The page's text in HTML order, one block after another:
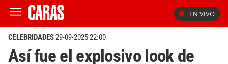
EN VIVO
CELEBRIDADES29-09-2025 22:00
Así fue el explosivo look de